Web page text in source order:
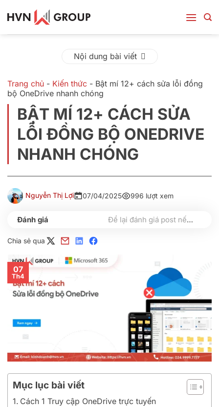
qua
nội
dung
Nội dung bài viết
Trang chủ - Kiến thức - Bật mí 12+ cách sửa lỗi đồng
bộ OneDrive nhanh chóng
BẬT MÍ 12+ CÁCH SỬA
LỖI ĐỒNG BỘ ONEDRIVE
NHANH CHÓNG
Nguyễn Thị Lợi 07/04/2025 996 lượt xem
Để lại đánh giá post nếu bạn thấy hữu ích nhé
Chia sẻ qua
07
Th4
Mục lục bài viết
Cách 1 Truy cập OneDrive trực tuyến